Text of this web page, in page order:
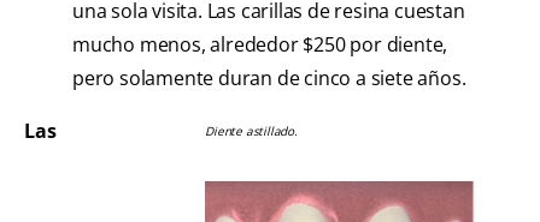
una sola visita. Las carillas de resina cuestan
mucho menos, alrededor $250 por diente,
pero solamente duran de cinco a siete años.
Diente astillado.
Las